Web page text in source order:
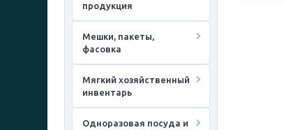
продукция
Мешки, пакеты,
фасовка
Мягкий хозяйственный
инвентарь
Одноразовая посуда и